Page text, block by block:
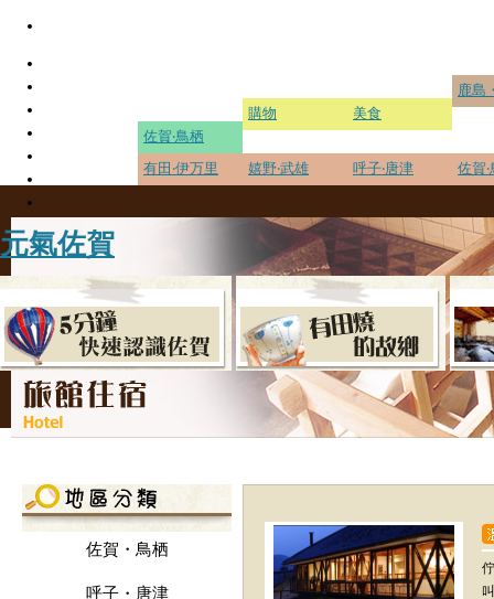
鹿島
美食
購物
佐賀‧鳥栖
佐賀
呼子‧唐津
嬉野‧武雄
有田‧伊万里
元氣佐賀
佐賀・鳥栖
呼子・唐津